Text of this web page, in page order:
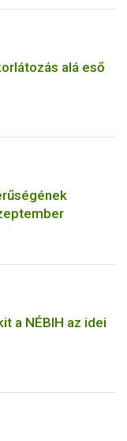
alá eső
a NÉBIH az idei